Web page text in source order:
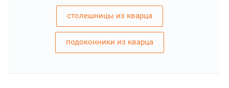
столешницы из кварца
подоконники из кварца